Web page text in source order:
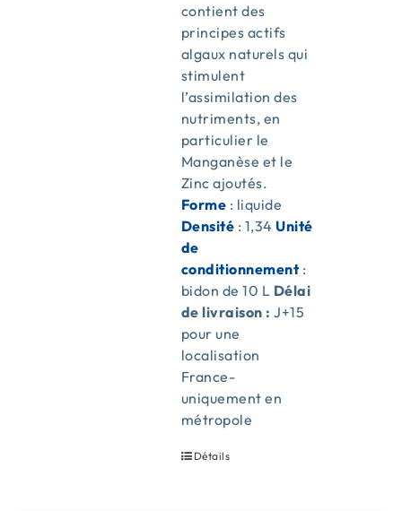
contient des
principes actifs
algaux naturels qui
stimulent
l’assimilation des
nutriments, en
particulier le
Manganèse et le
Zinc ajoutés.
Forme : liquide
Densité : 1,34Unité
de
conditionnement:
bidon de 10 L Délai
de livraison : J+15
pour une
localisation
France-
uniquement en
métropole
Détails